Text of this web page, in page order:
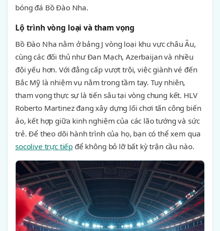
bóng đá Bồ Đào Nha.
Lộ trình vòng loại và tham vọng
Bồ Đào Nha nằm ở bảng J vòng loại khu vực châu Âu,
cùng các đối thủ như Đan Mạch, Azerbaijan và nhiều
đội yếu hơn. Với đẳng cấp vượt trội, việc giành vé đến
Bắc Mỹ là nhiệm vụ nằm trong tầm tay. Tuy nhiên,
tham vọng thực sự là tiến sâu tại vòng chung kết. HLV
Roberto Martinez đang xây dựng lối chơi tấn công biến
ảo, kết hợp giữa kinh nghiệm của các lão tướng và sức
trẻ. Để theo dõi hành trình của họ, bạn có thể xem qua
socolive trực tiếp để không bỏ lỡ bất kỳ trận cầu nào.